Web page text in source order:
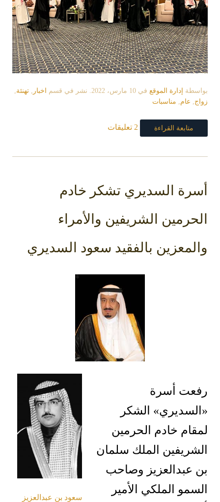
بواسطة إدارة الموقع في 10 مارس، 2022 . نشر في قسم اخبار تهنئة
زواج
عام مناسبات
متابعة القراءة 2 تعليقات
أسرة السديري تشكر خادم
الحرمين الشريفين والأمراء
والمعزين بالفقيد سعود السديري
سعود بن عبدالعزيز
رفعت أسرة
«السديري» الشكر
لمقام خادم الحرمين
الشريفين الملك سلمان
بن عبدالعزيز وصاحب
السمو الملكي الأمير